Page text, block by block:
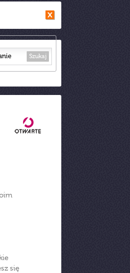
Szukaj
się